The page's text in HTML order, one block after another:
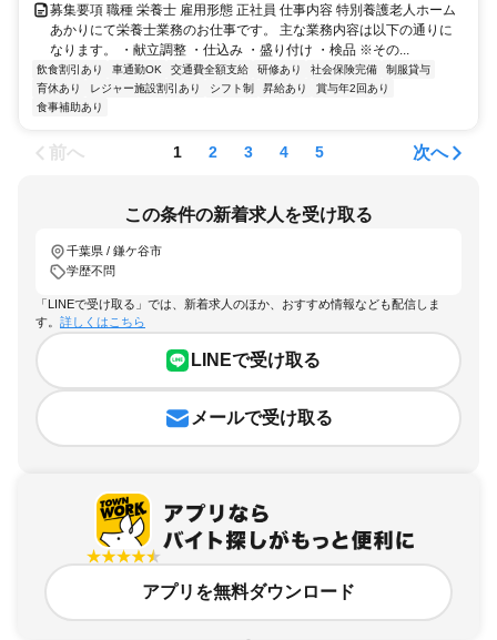
募集要項 職種 栄養士 雇用形態 正社員 仕事内容 特別養護老人ホーム
あかりにて栄養士業務のお仕事です。 主な業務内容は以下の通りに
なります。 ・献立調整 ・仕込み ・盛り付け ・検品 ※その...
飲食割引あり 車通勤OK 交通費全額支給 研修あり 社会保険完備
制服貸与
育休あり
レジャー施設割引あり シフト制 昇給あり
賞与年2回あり
食事補助あり
前へ 1 2 3 4 5 次へ
この条件の新着求人を受け取る
千葉県 / 鎌ケ谷市
学歴不問
「LINEで受け取る」では、新着求人のほか、おすすめ情報なども配信しま
す。 詳しくはこちら
LINEで受け取る
メールで受け取る
アプリを無料ダウンロード